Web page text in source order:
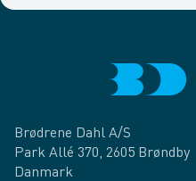
Brødrene Dahl A/S
Park Allé 370, 2605 Brøndby
Danmark